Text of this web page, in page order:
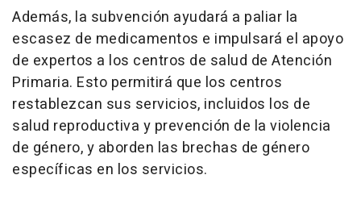
Además, la subvención ayudará a paliar la
escasez de medicamentos e impulsará el apoyo
de expertos a los centros de salud de Atención
Primaria. Esto permitirá que los centros
restablezcan sus servicios, incluidos los de
salud reproductiva y prevención de la violencia
de género, y aborden las brechas de género
específicas en los servicios.